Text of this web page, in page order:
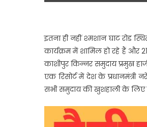
इतना ही नहीं श्मशान घाट रोड
कार्यक्रम में शामिल हो रहे हैं
काशीपुर किन्नर समुदाय प्रमुख
एक रिसोर्ट में देश के प्रधानमंत्री
सभी समुदाय की खुशहाली के